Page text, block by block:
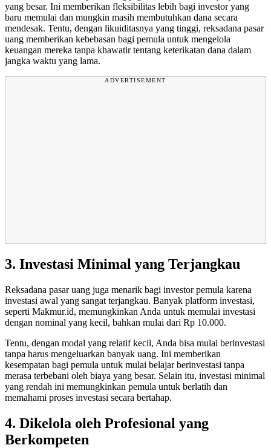
yang besar. Ini memberikan fleksibilitas lebih bagi investor yang
baru memulai dan mungkin masih membutuhkan dana secara
mendesak. Tentu, dengan likuiditasnya yang tinggi, reksadana pasar
uang memberikan kebebasan bagi pemula untuk mengelola
keuangan mereka tanpa khawatir tentang keterikatan dana dalam
jangka waktu yang lama.
ADVERTISEMENT
3. Investasi Minimal yang Terjangkau
Reksadana pasar uang juga menarik bagi investor pemula karena
investasi awal yang sangat terjangkau. Banyak platform investasi,
seperti Makmur.id, memungkinkan Anda untuk memulai investasi
dengan nominal yang kecil, bahkan mulai dari Rp 10.000.
Tentu, dengan modal yang relatif kecil, Anda bisa mulai berinvestasi
tanpa harus mengeluarkan banyak uang. Ini memberikan
kesempatan bagi pemula untuk mulai belajar berinvestasi tanpa
merasa terbebani oleh biaya yang besar. Selain itu, investasi minimal
yang rendah ini memungkinkan pemula untuk berlatih dan
memahami proses investasi secara bertahap.
4. Dikelola oleh Profesional yang
Berkompeten